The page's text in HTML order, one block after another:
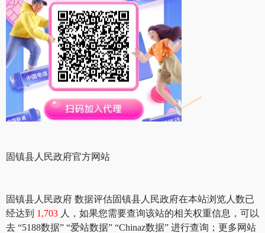
固镇县人民政府官方网站
固镇县人民政府 数据评估固镇县人民政府在本站浏览人数已
经达到 1,703 人，如果您需要查询该站的相关权重信息，可以
去 “5188数据” “爱站数据” “Chinaz数据” 进行查询；更多网站